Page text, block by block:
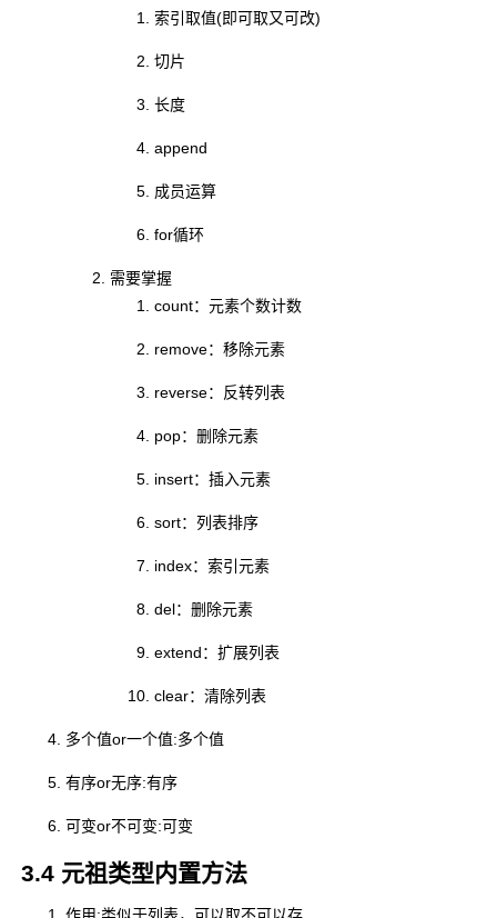
索引取值(即可取又可改)
切片
长度
append
成员运算
for循环
需要掌握
count：元素个数计数
remove：移除元素
reverse：反转列表
pop：删除元素
insert：插入元素
sort：列表排序
index：索引元素
del：删除元素
extend：扩展列表
clear：清除列表
多个值or一个值:多个值
有序or无序:有序
可变or不可变:可变
3.4 元祖类型内置方法